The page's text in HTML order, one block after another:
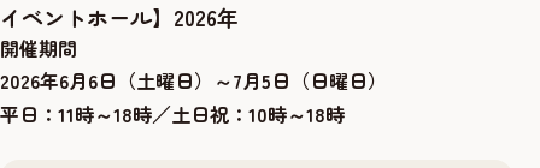
イベントホール】2026年
開催期間
2026年6月6日（土曜日）～7月5日（日曜日）
平日：11時～18時／土日祝：10時～18時